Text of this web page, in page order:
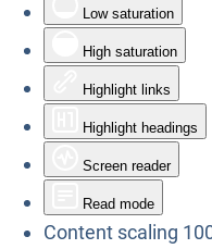
Low saturation
High saturation
Highlight links
Highlight headings
Screen reader
Read mode
Content scaling